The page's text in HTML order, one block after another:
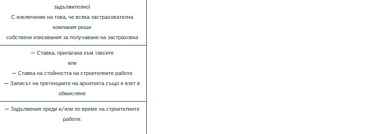
задължително)
С изключение на това, че всяка застрахователна
компания реши
собствени изисквания за получаване на застраховка
— Ставка, прилагана към таксите
или
— Ставка на стойността на строителните работи
— Записът на претенциите на архитекта също е взет в
обмисляне
— Задължения преди и/или по време на строителните
работи: